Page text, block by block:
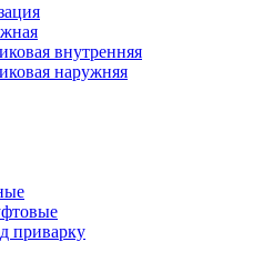
внутренняя
наружняя
приварку